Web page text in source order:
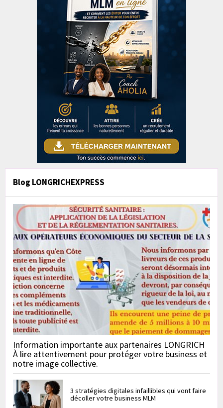
Blog LONGRICHEXPRESS
Information importante aux partenaires LONGRICH
À lire attentivement pour protéger votre business et
notre image collective.
3 stratégies digitales infaillibles qui vont faire
décoller votre business MLM